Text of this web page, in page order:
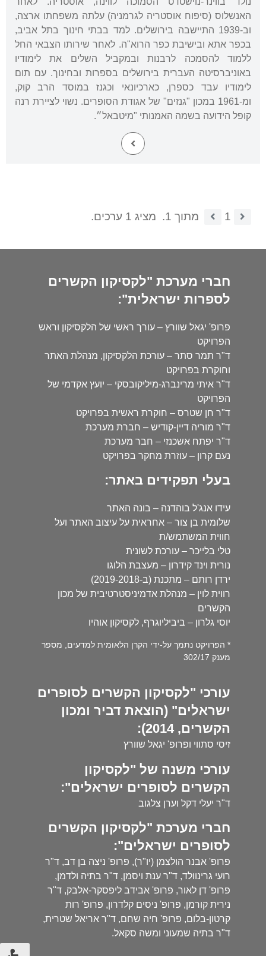
האנשלוס (סיפוח אוסטריה לגרמניה) עלתה משפחתו ארצה,
וב-1939 התיישבה בירושלים. למד בבתי חינוך בתל אביב,
בכפר אתא ובישיבת כפר הרוא"ה. לאחר שירותו הצבאי החל
ללמוד להסמכה לרבנות ובמקביל השלים את לימודיו
באוניברסיטה העברית בירושלים בספרות ובחינוך. עם תום
לימודיו עבד כספרן, כארכיונאי וכגנז במוסד הרב קוק,
ומ-1961 במכון "גנזים" של אגודת הסופרים. נשוי לציירת רנה
קופל הידועה בשמה האמנותי "מיטבאל״.
1 מתוך 1. מציג 1 ערכים.
חברי מערכת "לקסיקון הקשרים
לספרות ישראלית":
פרופ' יגאל שוורץ – עורך ראשי של הלקסיקון וראש
הפרויקט
ד"ר תמר סתר – עורכת הלקסיקון, מנהלת האתר
וחוקרת בפרויקט
ד"ר איתי מרינברג-מיליקובסקי – יועץ אקדמי של
הפרויקט
ד"ר חן שטרס – חוקרת ראשית בפרויקט
ד"ר מוריה דיין-קודיש – חברת מערכת
ד"ר יפתח אשכנזי – חבר מערכת
נעם קרון – עוזרת מחקר בפרויקט
בעלי תפקידים באתר:
עידו אנג'ל בוהדנה – בונה האתר
שלומית בן צור – אחראית על עיצוב האתר ועל
חווית המשתמש/ת
טלי בלייכר – עורכת לשונית
נורית וינד קידרון – מעצבת הלוגו
ירדן רותם – מתכנת (ב-2019-2018)
רווית לוין – מנהלת אדמיניסטרטיבית של מכון
הקשרים
יוסי גלרון – ביביליוגרף, לקסיקון אוהיו
* הפרויקט נתמך על-ידי הקרן הלאומית למדעים, מספר
מענק 302/17
עורכי "לקסיקון הקשרים לסופרים
ישראלים" (הוצאת דביר ומכון
הקשרים, 2014):
זיסי סתווי ופרופ' יגאל שוורץ
עורכי משנה של "לקסיקון
הקשרים לסופרים ישראלים":
ד"ר יעלי דקל וערן צלגוב
חברי מערכת "לקסיקון הקשרים
לסופרים ישראלים":
פרופ' אבנר הולצמן (יו"ר), פרופ' ניצה בן דב, ד"ר
רועי גרינוולד, ד"ר ענת ויסמן, ד"ר בתיה ולדמן,
פרופ' דן לאור, פרופ' אבידב ליפסקר-אלבק, ד"ר
נירית קורמן, פרופ' ניסים קלדרון, פרופ' רות
קרטון-בלום, פרופ' חיה שחם, ד"ר אריאל שטרית,
ד"ר בתיה שמעוני ומשה סקאל.